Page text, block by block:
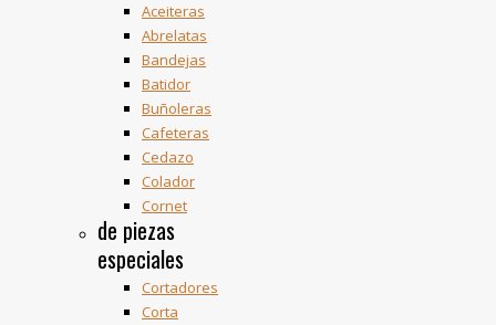
Aceiteras
Abrelatas
Bandejas
Batidor
Buñoleras
Cafeteras
Cedazo
Colador
Cornet
de piezas
especiales
Cortadores
Corta